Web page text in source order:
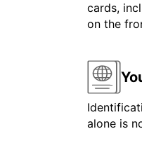
cards,
on the
alone is